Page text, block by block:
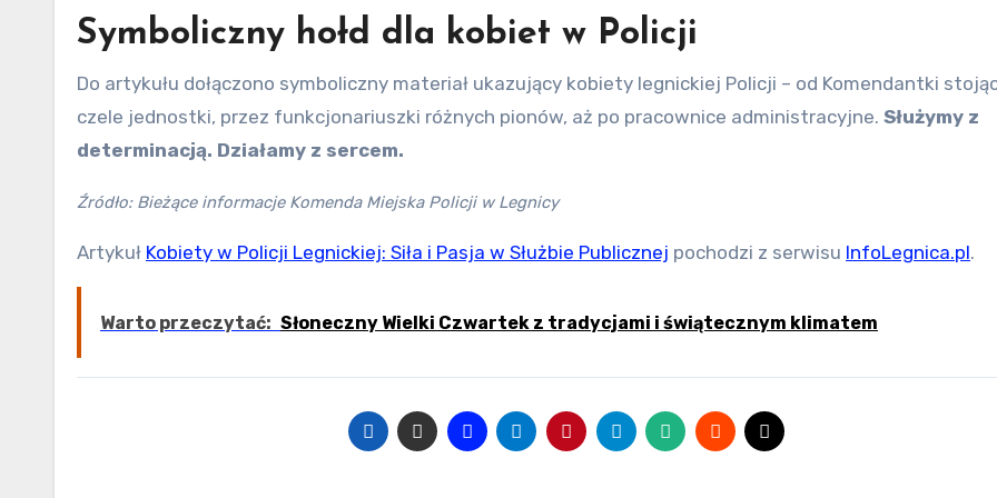
Symboliczny hołd dla kobiet w Policji
Do artykułu dołączono symboliczny materiał ukazujący kobiety legnickiej Policji – od Komendantki
czele jednostki, przez funkcjonariuszki różnych pionów, aż po pracownice administracyjne. Służymy z
determinacją. Działamy z sercem.
Źródło: Bieżące informacje Komenda Miejska Policji w Legnicy
Artykuł Kobiety w Policji Legnickiej: Siła i Pasja w Służbie Publicznej pochodzi z serwisu InfoLegnica.pl.
Warto przeczytać: Słoneczny Wielki Czwartek z tradycjami i świątecznym klimatem